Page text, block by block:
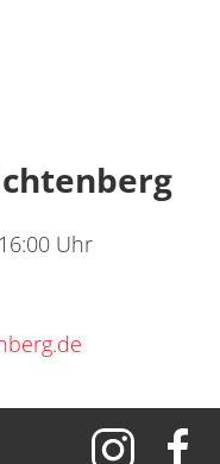
Uhr